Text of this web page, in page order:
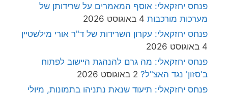
פנחס יחזקאלי: אוסף המאמרים על שרידותן של
מערכות מורכבות 4 באוגוסט 2026
פנחס יחזקאלי: עקרון השרידות של ד"ר אורי מילשטיין
4 באוגוסט 2026
פנחס יחזקאלי: מה גרם להנהגת היישוב לפתוח
ב'סזון' נגד האצ"ל? 2 באוגוסט 2026
פנחס יחזקאלי: תיעוד שנאת נתניהו בתמונות, מיולי